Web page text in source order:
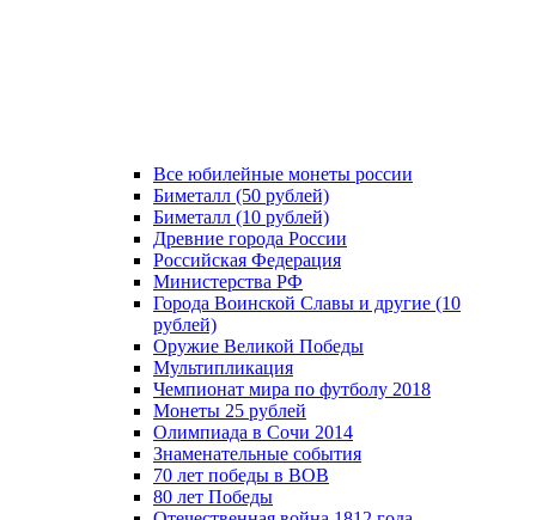
Все юбилейные монеты россии
Биметалл (50 рублей)
Биметалл (10 рублей)
Древние города России
Российская Федерация
Министерства РФ
Города Воинской Славы и другие (10
рублей)
Оружие Великой Победы
Мультипликация
Чемпионат мира по футболу 2018
Монеты 25 рублей
Олимпиада в Сочи 2014
Знаменательные события
70 лет победы в ВОВ
80 лет Победы